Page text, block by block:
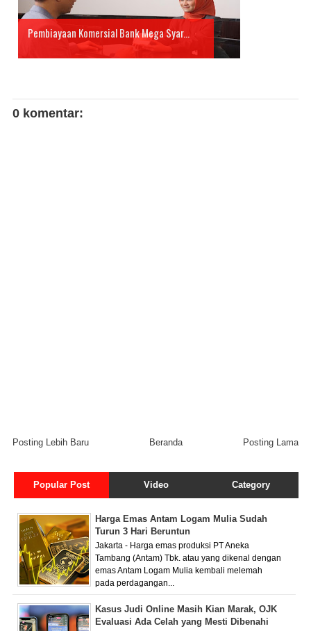
Pembiayaan Komersial Bank Mega Syar...
0 komentar:
Posting Lebih Baru Posting Lama
Beranda
Popular Post Video Category
Harga Emas Antam Logam Mulia Sudah
Turun 3 Hari Beruntun
Jakarta - Harga emas produksi PT Aneka
Tambang (Antam) Tbk. atau yang dikenal dengan
emas Antam Logam Mulia kembali melemah
pada perdagangan...
Kasus Judi Online Masih Kian Marak, OJK
Evaluasi Ada Celah yang Mesti Dibenahi